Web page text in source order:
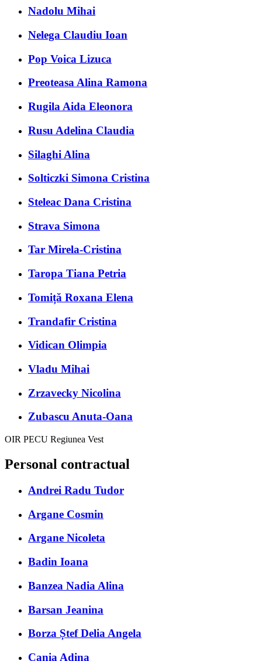
Nadolu Mihai
Nelega Claudiu Ioan
Pop Voica Lizuca
Preoteasa Alina Ramona
Rugila Aida Eleonora
Rusu Adelina Claudia
Silaghi Alina
Solticzki Simona Cristina
Steleac Dana Cristina
Strava Simona
Tar Mirela-Cristina
Taropa Tiana Petria
Tomiță Roxana Elena
Trandafir Cristina
Vidican Olimpia
Vladu Mihai
Zrzavecky Nicolina
Zubascu Anuta-Oana
OIR PECU Regiunea Vest
Personal contractual
Andrei Radu Tudor
Argane Cosmin
Argane Nicoleta
Badin Ioana
Banzea Nadia Alina
Barsan Jeanina
Borza Ștef Delia Angela
Cania Adina